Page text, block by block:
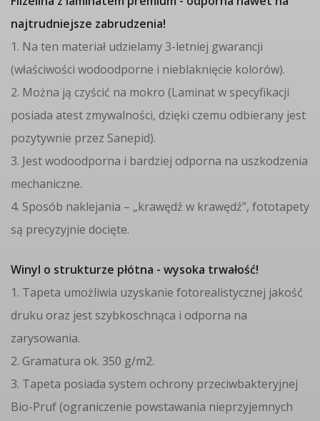
najtrudniejsze zabrudzenia!
1. Na ten materiał udzielamy 3-letniej gwarancji
(właściwości wodoodporne i nieblaknięcie kolorów).
2. Można ją czyścić na mokro (Laminat w specyfikacji
posiada atest zmywalności, dzięki czemu odbierany jest
pozytywnie przez Sanepid).
3. Jest wodoodporna i bardziej odporna na uszkodzenia
mechaniczne.
4. Sposób naklejania – „krawędź w krawędź”, fototapety
są precyzyjnie docięte.
Winyl o strukturze płótna - wysoka trwałość!
1. Tapeta umożliwia uzyskanie fotorealistycznej jakość
druku oraz jest szybkoschnąca i odporna na
zarysowania.
2. Gramatura ok. 350 g/m2.
3. Tapeta posiada system ochrony przeciwbakteryjnej
Bio-Pruf (ograniczenie powstawania nieprzyjemnych